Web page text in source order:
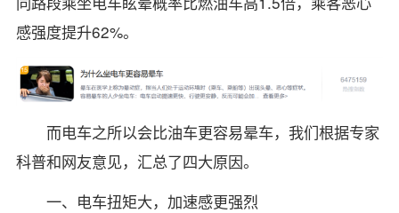
感强度提升62%。
而电车之所以会比油车更容易晕车，我们根据专家
科普和网友意见，汇总了四大原因。
一、电车扭矩大，加速感更强烈